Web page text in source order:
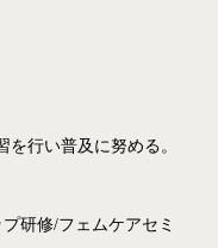
行い普及に努める。
研修/フェムケアセミ